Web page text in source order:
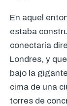
En aquel
estaba
conectaría
Londres, y
bajo la
cima de una
torres de